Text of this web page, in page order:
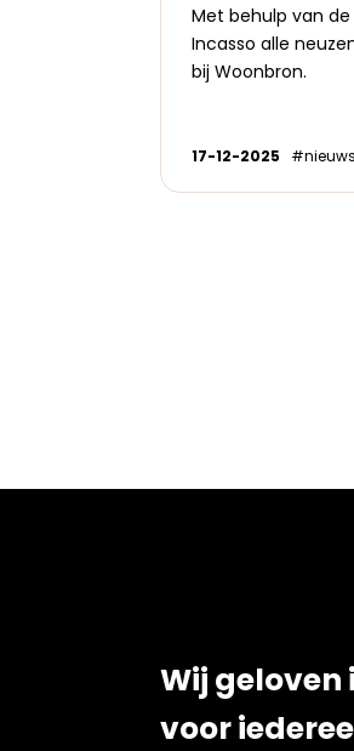
Met behulp van
Incasso alle
bij Woonbron.
17-12-2025 #nieuws
Wij geloven
voor